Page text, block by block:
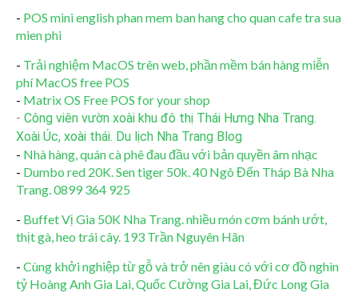
- POS mini english phan mem ban hang cho quan cafe tra sua
mien phi
- Trải nghiệm MacOS trên web, phần mềm bán hàng miễn
phí MacOS free POS
- Matrix OS Free POS for your shop
- Công viên vườn xoài khu đô thị Thái Hưng Nha Trang.
Xoài Úc, xoài thái. Du lịch Nha Trang Blog
- Nhà hàng, quán cà phê đau đầu với bản quyền âm nhạc
- Dumbo red 20K. Sen tiger 50k. 40 Ngô Đến Tháp Bà Nha
Trang. 0899 364 925
- Buffet Vị Gia 50K Nha Trang. nhiều món cơm bánh ướt,
thịt gà, heo trái cây. 193 Trần Nguyên Hãn
- Cùng khởi nghiệp từ gỗ và trở nên giàu có với cơ đồ nghìn
tỷ Hoàng Anh Gia Lai, Quốc Cường Gia Lai, Đức Long Gia